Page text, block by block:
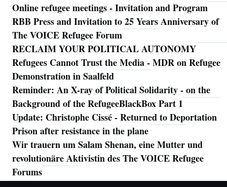
Online refugee meetings - Invitation and Program
RBB Press and Invitation to 25 Years Anniversary of
The VOICE Refugee Forum
RECLAIM YOUR POLITICAL AUTONOMY
Refugees Cannot Trust the Media - MDR on Refugee
Demonstration in Saalfeld
Reminder: An X-ray of Political Solidarity - on the
Background of the RefugeeBlackBox Part 1
Update: Christophe Cissé - Returned to Deportation
Prison after resistance in the plane
Wir trauern um Salam Shenan, eine Mutter und
revolutionäre Aktivistin des The VOICE Refugee
Forums